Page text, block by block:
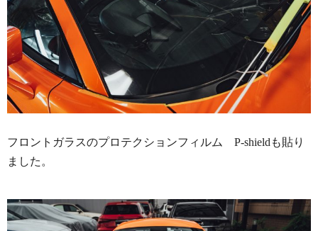
フロントガラスのプロテクションフィルム P-shieldも貼り
ました。